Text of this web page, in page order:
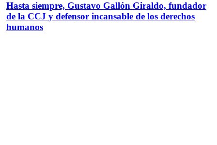
Hasta siempre, Gustavo Gallón Giraldo, fundador
de la CCJ y defensor incansable de los derechos
humanos